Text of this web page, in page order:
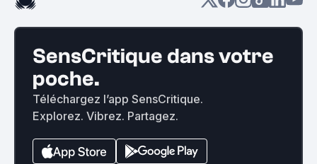
SensCritique dans votre
poche.
Téléchargez l’app SensCritique.
Explorez. Vibrez. Partagez.